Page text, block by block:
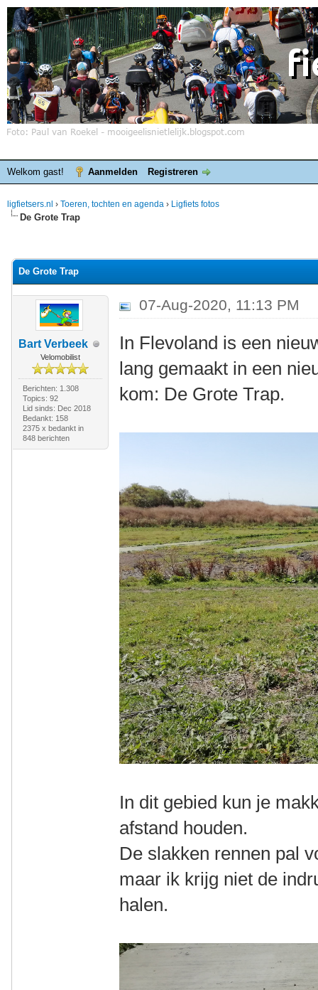
Welkom gast! Aanmelden Registreren
ligfietsers.nl › Toeren, tochten en agenda › Ligfiets fotos
De Grote Trap
De Grote Trap
Bart Verbeek
Velomobilist
Berichten: 1.308
Topics: 92
Lid sinds: Dec 2018
Bedankt: 158
2375 x bedankt in
848 berichten
07-Aug-2020, 11:13 PM
In Flevoland is een
lang gemaakt in een
kom: De Grote Trap.
In dit gebied kun je
afstand houden.
De slakken rennen pal
maar ik krijg niet de
halen.